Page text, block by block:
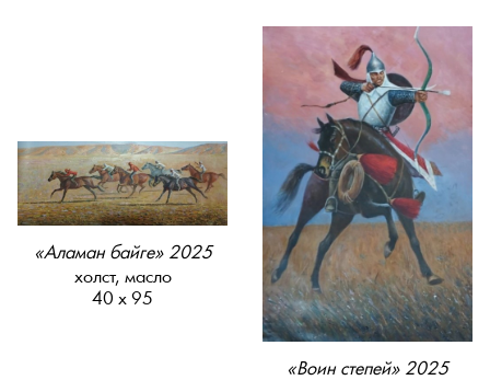
«Аламан байге» 2025
холст, масло
40 х 95
«Воин степей» 2025